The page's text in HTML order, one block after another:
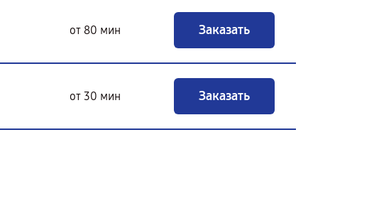
от 80 мин Заказать
от 30 мин Заказать